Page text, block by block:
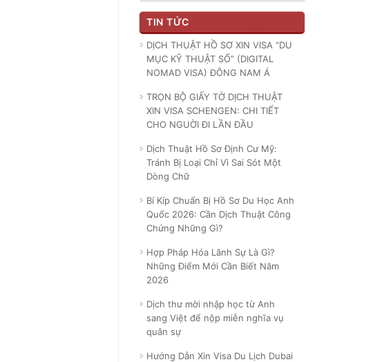
TIN TỨC
DỊCH THUẬT HỒ SƠ XIN VISA “DU
MỤC KỸ THUẬT SỐ” (DIGITAL
NOMAD VISA) ĐÔNG NAM Á
TRỌN BỘ GIẤY TỜ DỊCH THUẬT
XIN VISA SCHENGEN: CHI TIẾT
CHO NGUỜI ĐI LẦN ĐẦU
Dịch Thuật Hồ Sơ Định Cư Mỹ:
Tránh Bị Loại Chỉ Vì Sai Sót Một
Dòng Chữ
Bí Kíp Chuẩn Bị Hồ Sơ Du Học Anh
Quốc 2026: Cần Dịch Thuật Công
Chứng Những Gì?
Hợp Pháp Hóa Lãnh Sự Là Gì?
Những Điểm Mới Cần Biết Năm
2026
Dịch thư mời nhập học từ Anh
sang Việt để nộp miễn nghĩa vụ
quân sự
Hướng Dẫn Xin Visa Du Lịch Dubai